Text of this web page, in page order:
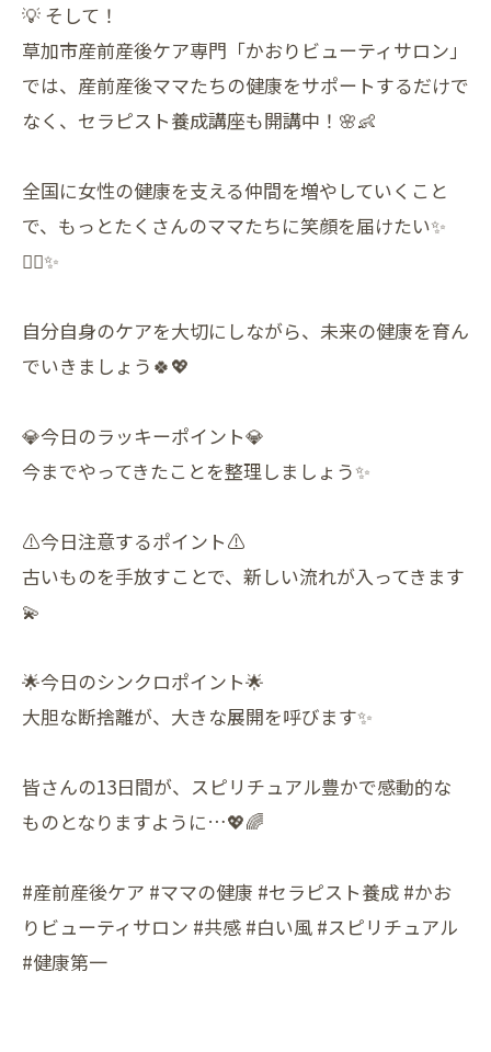
💡 そして！
草加市産前産後ケア専門「かおりビューティサロン」
では、産前産後ママたちの健康をサポートするだけで
なく、セラピスト養成講座も開講中！🌸👶
全国に女性の健康を支える仲間を増やしていくこと
で、もっとたくさんのママたちに笑顔を届けたい✨
💆‍♀️✨
自分自身のケアを大切にしながら、未来の健康を育ん
でいきましょう🍀💖
💎今日のラッキーポイント💎
今までやってきたことを整理しましょう✨
⚠️今日注意するポイント⚠️
古いものを手放すことで、新しい流れが入ってきます
💫
🌟今日のシンクロポイント🌟
大胆な断捨離が、大きな展開を呼びます✨
皆さんの13日間が、スピリチュアル豊かで感動的な
ものとなりますように…💖🌈
#産前産後ケア #ママの健康 #セラピスト養成 #かお
りビューティサロン #共感 #白い風 #スピリチュアル
#健康第一